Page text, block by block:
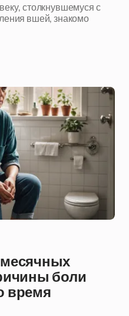
столкнувшемуся с
вшей, знакомо
боли
время